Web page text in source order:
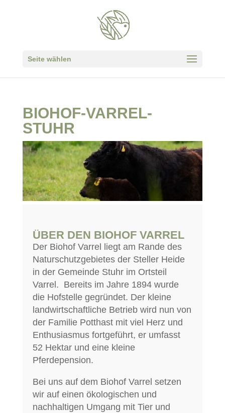
Seite wählen
BIOHOF-VARREL-
STUHR
ÜBER DEN BIOHOF VARREL
Der Biohof Varrel liegt am Rande des
Naturschutzgebietes der Steller Heide
in der Gemeinde Stuhr im Ortsteil
Varrel. Bereits im Jahre 1894 wurde
die Hofstelle gegründet. Der kleine
landwirtschaftliche Betrieb wird nun von
der Familie Potthast mit viel Herz und
Enthusiasmus fortgeführt, er umfasst
52 Hektar und eine kleine
Pferdepension.
Bei uns auf dem Biohof Varrel setzen
wir auf einen ökologischen und
nachhaltigen Umgang mit Tier und